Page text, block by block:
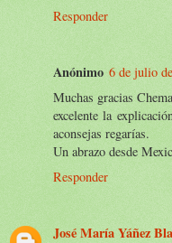
Responder
Anónimo 6 de julio
Muchas gracias
excelente la
aconsejas regarías.
Un abrazo desde
Responder
José María Yáñez